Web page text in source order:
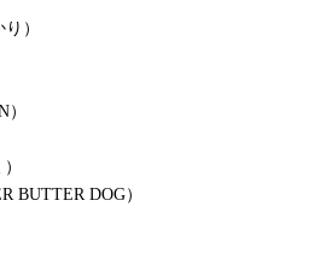
）
BUTTER DOG）